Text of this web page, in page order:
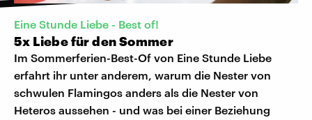
Eine Stunde Liebe - Best of!
5x Liebe für den Sommer
Im Sommerferien-Best-Of von Eine Stunde Liebe
erfahrt ihr unter anderem, warum die Nester von
schwulen Flamingos anders als die Nester von
Heteros aussehen - und was bei einer Beziehung